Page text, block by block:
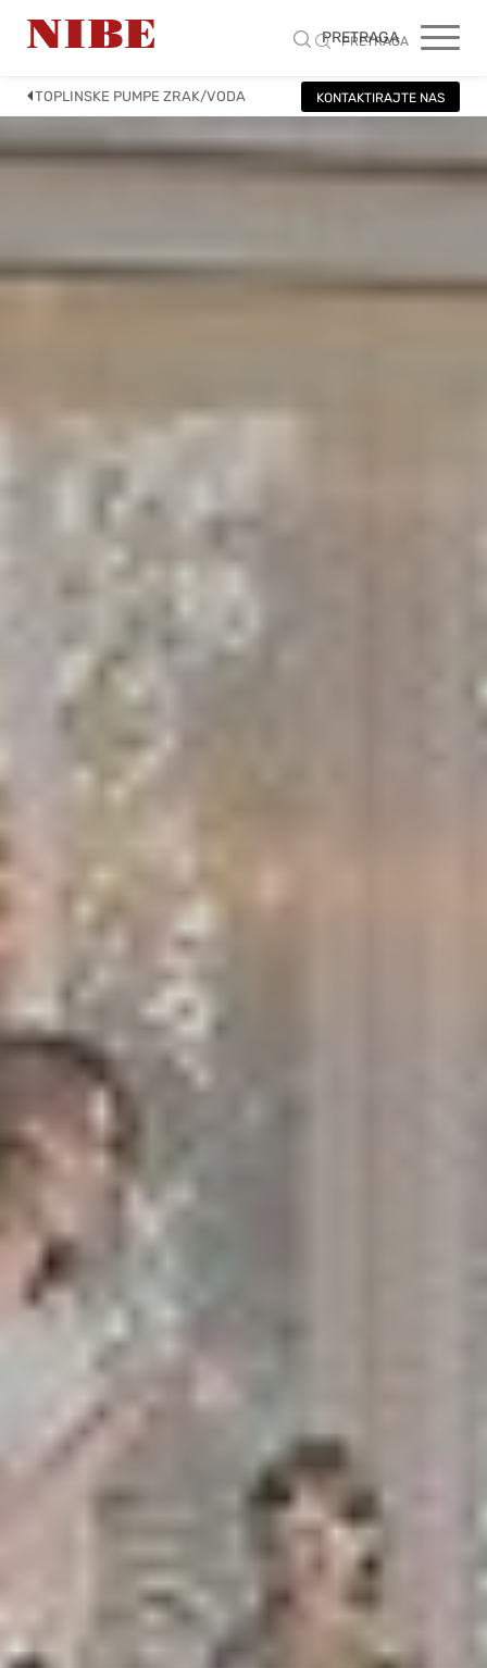
PRETRAGA
PRETRAGA
TOPLINSKE PUMPE ZRAK/VODA KONTAKTIRAJTE NAS